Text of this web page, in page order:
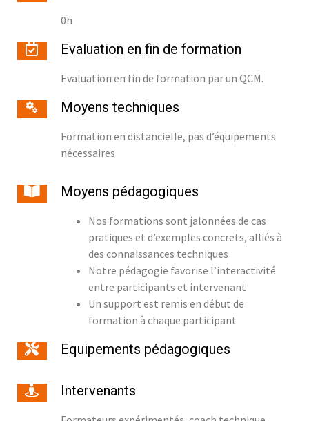
0h
Evaluation en fin de formation
Evaluation en fin de formation par un QCM.
Moyens techniques
Formation en distancielle, pas d’équipements
nécessaires
Moyens pédagogiques
Nos formations sont jalonnées de cas
pratiques et d’exemples concrets, alliés à
des connaissances techniques
Notre pédagogie favorise l’interactivité
entre participants et intervenant
Un support est remis en début de
formation à chaque participant
Equipements pédagogiques
Intervenants